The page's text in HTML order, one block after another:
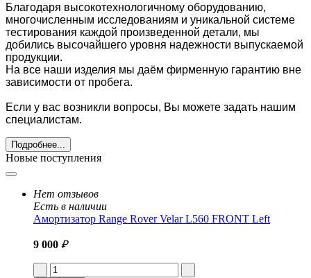
Благодаря высокотехнологичному оборудованию,
многочисленным исследованиям и уникальной системе
тестирования каждой произведенной детали, мы
добились высочайшего уровня надежности выпускаемой
продукции.
На все наши изделия мы даём фирменную гарантию вне
зависимости от пробега.
Если у вас возникли вопросы, Вы можете задать нашим
специалистам.
Подробнее...
Новые поступления
Нет отзывов
Есть в наличии
Амортизатор Range Rover Velar L560 FRONT Left
9 000 ₽